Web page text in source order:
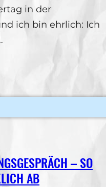
in der
ich bin ehrlich: Ich
– SO
AB